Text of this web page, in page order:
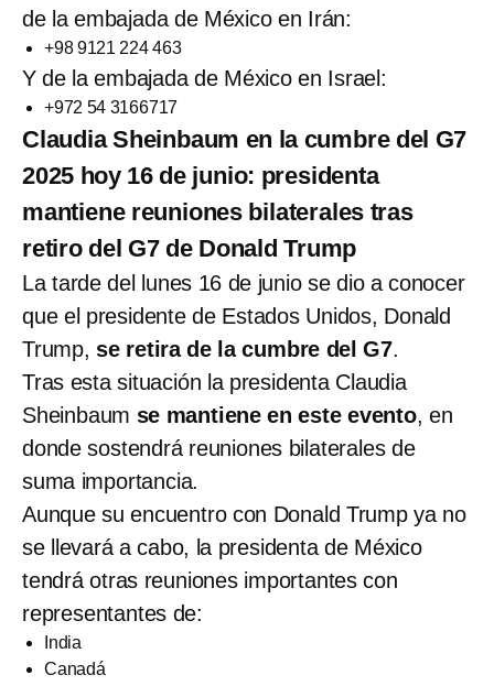
de la embajada de México en Irán:
+98 9121 224 463
Y de la embajada de México en Israel:
+972 54 3166717
Claudia Sheinbaum en la cumbre del G7
2025 hoy 16 de junio: presidenta
mantiene reuniones bilaterales tras
retiro del G7 de Donald Trump
La tarde del lunes 16 de junio se dio a conocer
que el presidente de Estados Unidos, Donald
Trump, se retira de la cumbre del G7.
Tras esta situación la presidenta Claudia
Sheinbaum se mantiene en este evento, en
donde sostendrá reuniones bilaterales de
suma importancia.
Aunque su encuentro con Donald Trump ya no
se llevará a cabo, la presidenta de México
tendrá otras reuniones importantes con
representantes de:
India
Canadá